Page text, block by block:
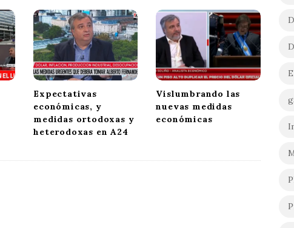
Expectativas
económicas, y
medidas ortodoxas y
heterodoxas en A24
Vislumbrando las
nuevas medidas
económicas